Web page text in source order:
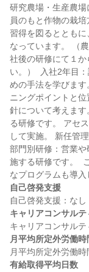
研究農場・生産農
員のもと作物の栽
習得を図るととも
なっています。 （
社後の研修にて１
い。）  入社2年目
めの手法を学びま
ニングポイントと
針について考えま
る研修です。 アセ
して実施。 新任管
部門別研修：営業
施する研修です。
自己啓発支援
キャリアコンサル
月平均所定外労働時
有給取得平均日数